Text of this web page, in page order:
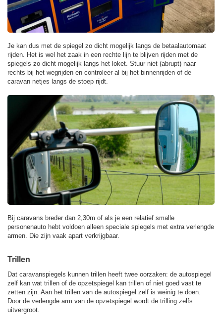
Je kan dus met de spiegel zo dicht mogelijk langs de betaalautomaat
rijden. Het is wel het zaak in een rechte lijn te blijven rijden met de
spiegels zo dicht mogelijk langs het loket. Stuur niet (abrupt) naar
rechts bij het wegrijden en controleer al bij het binnenrijden of de
caravan netjes langs de stoep rijdt.
Bij caravans breder dan 2,30m of als je een relatief smalle
personenauto hebt voldoen alleen speciale spiegels met extra verlengde
armen. Die zijn vaak apart verkrijgbaar.
Trillen
Dat caravanspiegels kunnen trillen heeft twee oorzaken: de autospiegel
zelf kan wat trillen of de opzetspiegel kan trillen of niet goed vast te
zetten zijn. Aan het trillen van de autospiegel zelf is weinig te doen.
Door de verlengde arm van de opzetspiegel wordt de trilling zelfs
uitvergroot.